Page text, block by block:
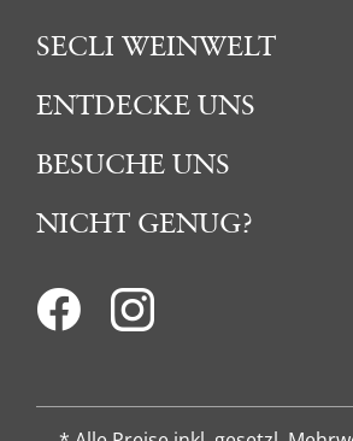
SECLI WEINWELT
ENTDECKE UNS
BESUCHE UNS
NICHT GENUG?